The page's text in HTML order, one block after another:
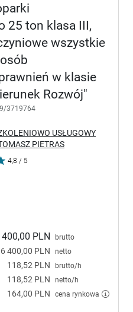
25 ton klasa III,
wszystkie
w klasie
Rozwój"
3719764
USŁUGOWY
PIETRAS
4,8 / 5
400,00 PLN brutto
6 400,00 PLN netto
118,52 PLN brutto/h
118,52 PLN netto/h
164,00 PLN cena rynkowa